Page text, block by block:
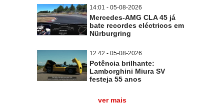
14:01 - 05-08-2026
Mercedes-AMG CLA 45 já
bate recordes eléctricos em
Nürburgring
12:42 - 05-08-2026
Potência brilhante:
Lamborghini Miura SV
festeja 55 anos
ver mais